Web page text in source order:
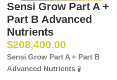
Sensi Grow Part A +
Part B Advanced
Nutrients
$208,400.00
Sensi Grow Part A + Part B
Advanced Nutrients 🧪